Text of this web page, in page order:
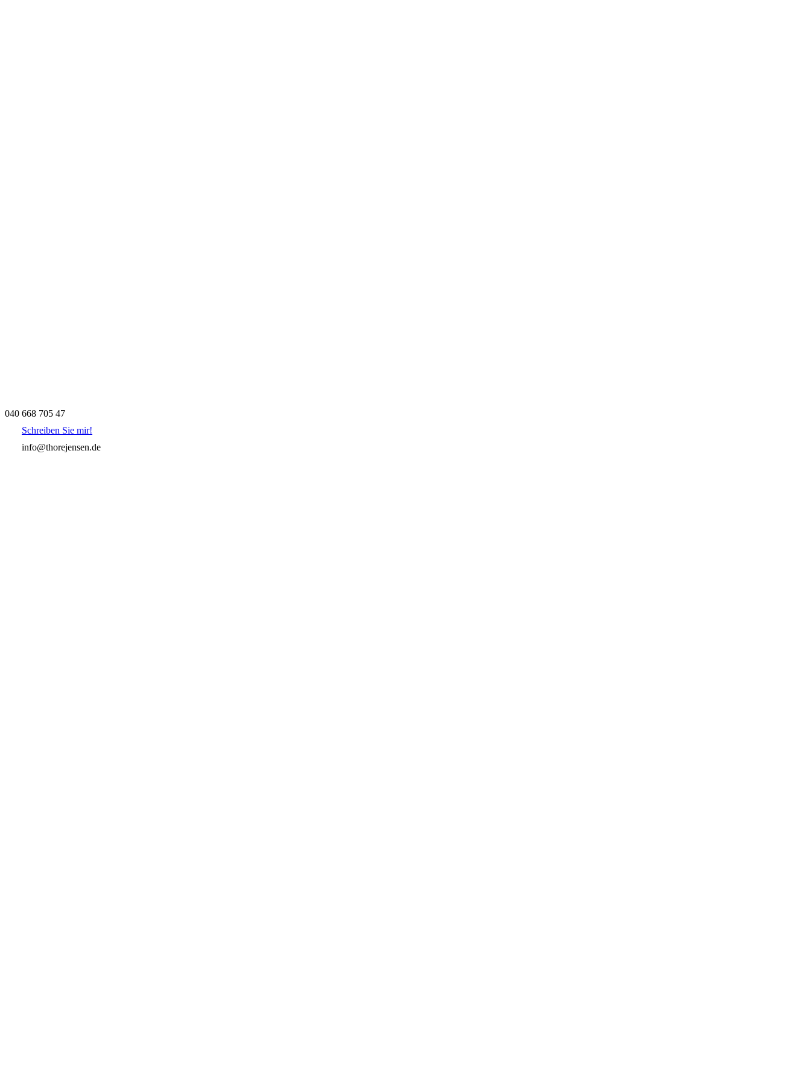
040 668 705 47
Schreiben Sie mir!
info@thorejensen.de